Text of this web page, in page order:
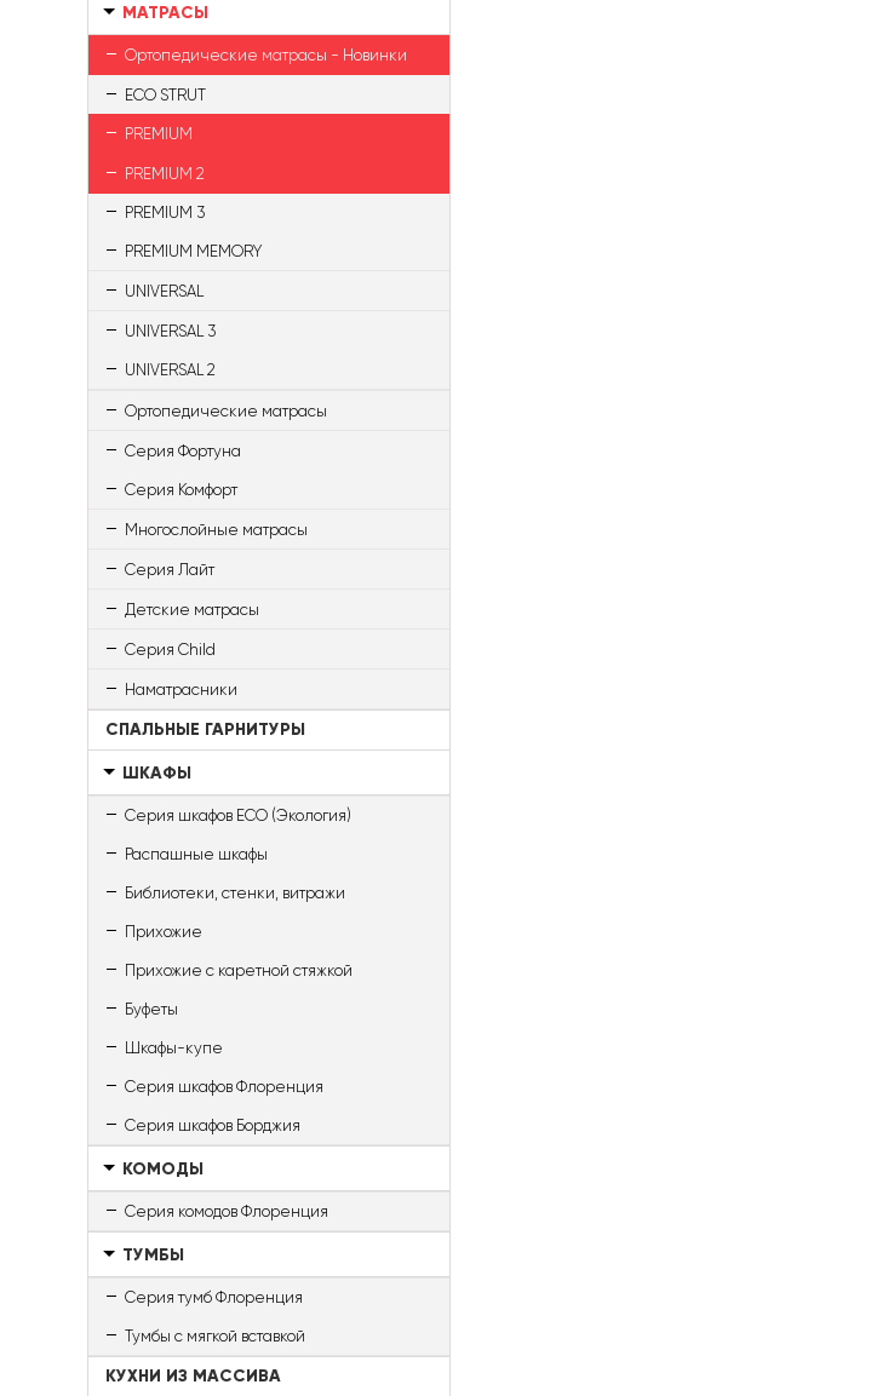
МАТРАСЫ
Ортопедические матрасы - Новинки
ECO STRUT
PREMIUM
PREMIUM 2
PREMIUM 3
PREMIUM MEMORY
UNIVERSAL
UNIVERSAL 3
UNIVERSAL 2
Ортопедические матрасы
Серия Фортуна
Серия Комфорт
Многослойные матрасы
Серия Лайт
Детские матрасы
Серия Child
Наматрасники
СПАЛЬНЫЕ ГАРНИТУРЫ
ШКАФЫ
Серия шкафов ECO (Экология)
Распашные шкафы
Библиотеки, стенки, витражи
Прихожие
Прихожие с каретной стяжкой
Буфеты
Шкафы-купе
Серия шкафов Флоренция
Серия шкафов Борджия
КОМОДЫ
Серия комодов Флоренция
ТУМБЫ
Серия тумб Флоренция
Тумбы с мягкой вставкой
КУХНИ ИЗ МАССИВА